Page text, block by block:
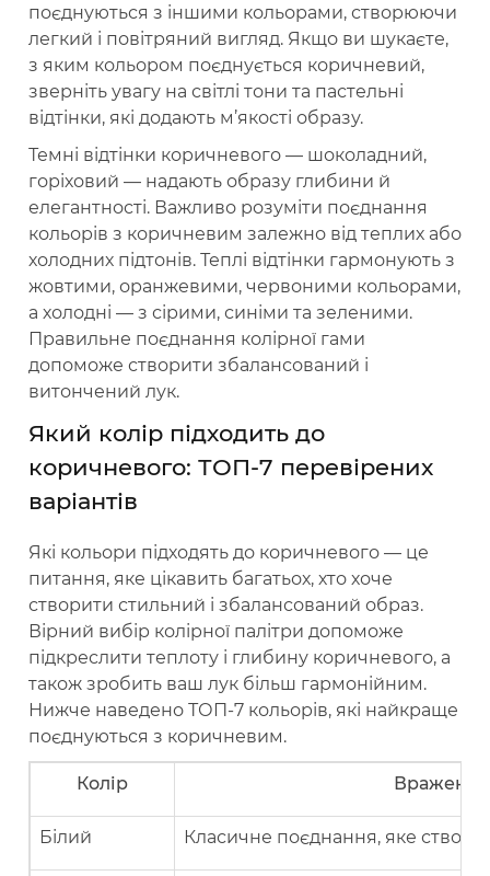
поєднуються з іншими кольорами, створюючи
легкий і повітряний вигляд. Якщо ви шукаєте,
з яким кольором поєднується коричневий,
зверніть увагу на світлі тони та пастельні
відтінки, які додають м’якості образу.
Темні відтінки коричневого — шоколадний,
горіховий — надають образу глибини й
елегантності. Важливо розуміти поєднання
кольорів з коричневим залежно від теплих або
холодних підтонів. Теплі відтінки гармонують з
жовтими, оранжевими, червоними кольорами,
а холодні — з сірими, синіми та зеленими.
Правильне поєднання колірної гами
допоможе створити збалансований і
витончений лук.
Який колір підходить до
коричневого: ТОП-7 перевірених
варіантів
Які кольори підходять до коричневого — це
питання, яке цікавить багатьох, хто хоче
створити стильний і збалансований образ.
Вірний вибір колірної палітри допоможе
підкреслити теплоту і глибину коричневого, а
також зробить ваш лук більш гармонійним.
Нижче наведено ТОП-7 кольорів, які найкраще
поєднуються з коричневим.
Колір Враження
Білий Класичне поєднання, яке